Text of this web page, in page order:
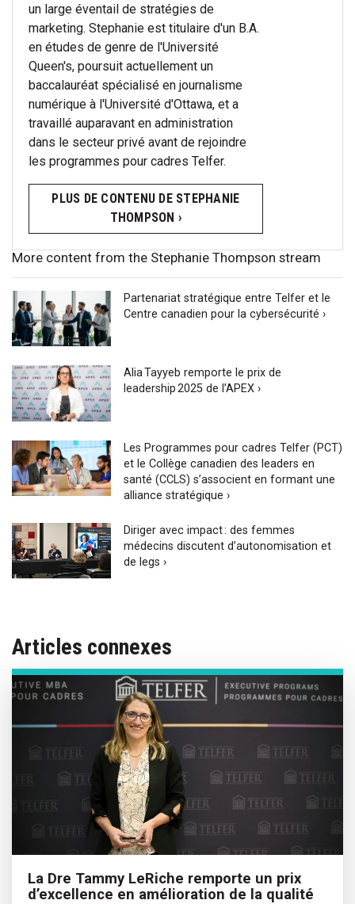
un large éventail de stratégies de
marketing. Stephanie est titulaire d'un B.A.
en études de genre de l'Université
Queen's, poursuit actuellement un
baccalauréat spécialisé en journalisme
numérique à l'Université d'Ottawa, et a
travaillé auparavant en administration
dans le secteur privé avant de rejoindre
les programmes pour cadres Telfer.
PLUS DE CONTENU DE STEPHANIE
THOMPSON ›
More content from the Stephanie Thompson stream
Partenariat stratégique entre Telfer et le
Centre canadien pour la cybersécurité ›
Alia Tayyeb remporte le prix de
leadership 2025 de l’APEX ›
Les Programmes pour cadres Telfer (PCT)
et le Collège canadien des leaders en
santé (CCLS) s’associent en formant une
alliance stratégique ›
Diriger avec impact : des femmes
médecins discutent d’autonomisation et
de legs ›
Articles connexes
La Dre Tammy LeRiche remporte un prix
d’excellence en amélioration de la qualité